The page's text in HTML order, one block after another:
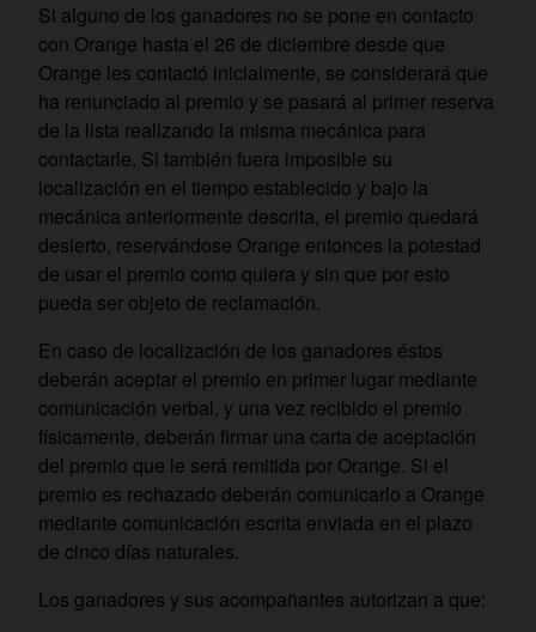
Si alguno de los ganadores no se pone en contacto
con Orange hasta el 26 de diciembre desde que
Orange les contactó inicialmente, se considerará que
ha renunciado al premio y se pasará al primer reserva
de la lista realizando la misma mecánica para
contactarle. Si también fuera imposible su
localización en el tiempo establecido y bajo la
mecánica anteriormente descrita, el premio quedará
desierto, reservándose Orange entonces la potestad
de usar el premio como quiera y sin que por esto
pueda ser objeto de reclamación.
En caso de localización de los ganadores éstos
deberán aceptar el premio en primer lugar mediante
comunicación verbal, y una vez recibido el premio
físicamente, deberán firmar una carta de aceptación
del premio que le será remitida por Orange. Si el
premio es rechazado deberán comunicarlo a Orange
mediante comunicación escrita enviada en el plazo
de cinco días naturales.
Los ganadores y sus acompañantes autorizan a que: